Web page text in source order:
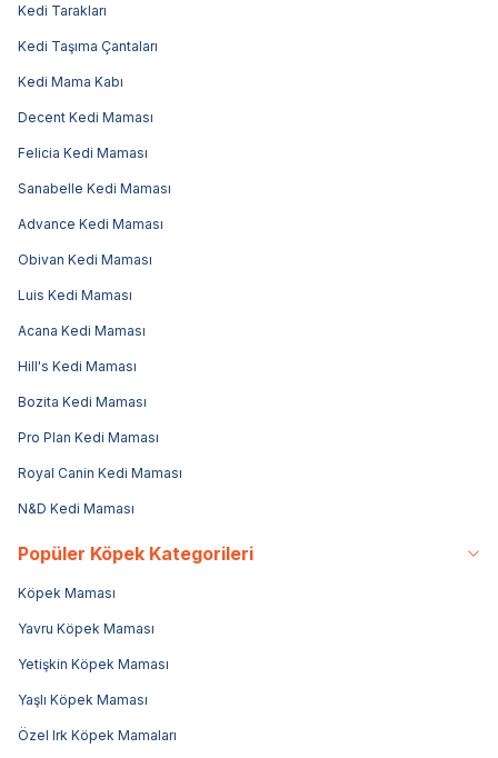
Kedi Tarakları
Kedi Taşıma Çantaları
Kedi Mama Kabı
Decent Kedi Maması
Felicia Kedi Maması
Sanabelle Kedi Maması
Advance Kedi Maması
Obivan Kedi Maması
Luis Kedi Maması
Acana Kedi Maması
Hill's Kedi Maması
Bozita Kedi Maması
Pro Plan Kedi Maması
Royal Canin Kedi Maması
N&D Kedi Maması
Popüler Köpek Kategorileri
Köpek Maması
Yavru Köpek Maması
Yetişkin Köpek Maması
Yaşlı Köpek Maması
Özel Irk Köpek Mamaları